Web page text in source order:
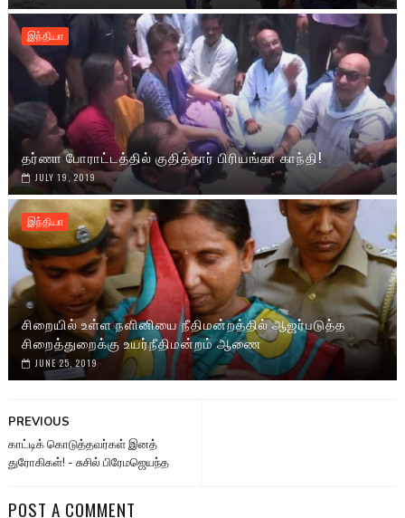
இந்தியா
தர்ணா போராட்டத்தில் குதித்தார் பிரியங்கா காந்தி!
JULY 19, 2019
இந்தியா
சிறையில் உள்ள நளினியை நீதிமன்றத்தில் ஆஜர்படுத்த
சிறைத்துறைக்கு உயர்நீதிமன்றம் ஆணை
JUNE 25, 2019
PREVIOUS
காட்டிக் கொடுத்தவர்கள் இனத்
துரோகிகள்! - சுசில் பிரேமஜெயந்த
POST A COMMENT